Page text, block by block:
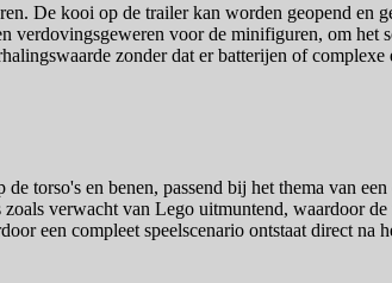
De kooi op de trailer kan worden geopend
verdovingsgeweren voor de minifiguren, om
zonder dat er batterijen of
torso's en benen, passend bij het thema van
verwacht van Lego uitmuntend, waardoor
een compleet speelscenario ontstaat direct na